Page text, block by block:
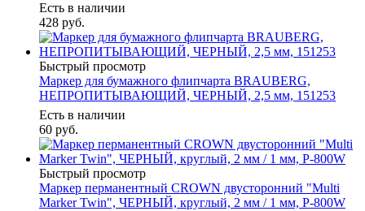
Есть в наличии
428 руб.
Быстрый просмотр
Маркер для бумажного флипчарта BRAUBERG,
НЕПРОПИТЫВАЮЩИЙ, ЧЕРНЫЙ, 2,5 мм, 151253
Есть в наличии
60 руб.
Быстрый просмотр
Маркер перманентный CROWN двусторонний "Multi
Marker Twin", ЧЕРНЫЙ, круглый, 2 мм / 1 мм, P-800W